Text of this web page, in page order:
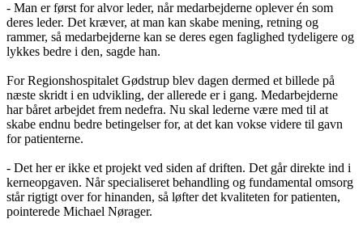
- Man er først for alvor leder, når medarbejderne oplever én som
deres leder. Det kræver, at man kan skabe mening, retning og
rammer, så medarbejderne kan se deres egen faglighed tydeligere og
lykkes bedre i den, sagde han.
For Regionshospitalet Gødstrup blev dagen dermed et billede på
næste skridt i en udvikling, der allerede er i gang. Medarbejderne
har båret arbejdet frem nedefra. Nu skal lederne være med til at
skabe endnu bedre betingelser for, at det kan vokse videre til gavn
for patienterne.
- Det her er ikke et projekt ved siden af driften. Det går direkte ind i
kerneopgaven. Når specialiseret behandling og fundamental omsorg
står rigtigt over for hinanden, så løfter det kvaliteten for patienten,
pointerede Michael Nørager.